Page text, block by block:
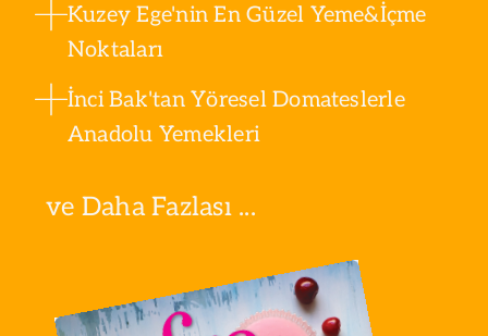
Kuzey Ege'nin En Güzel Yeme&İçme
Noktaları
İnci Bak'tan Yöresel Domateslerle
Anadolu Yemekleri
ve Daha Fazlası ...